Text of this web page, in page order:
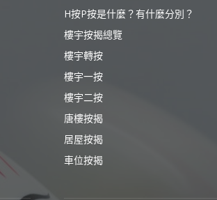
H按P按是什麼？有什麼分別？
樓宇按揭總覽
樓宇轉按
樓宇一按
樓宇二按
唐樓按揭
居屋按揭
車位按揭